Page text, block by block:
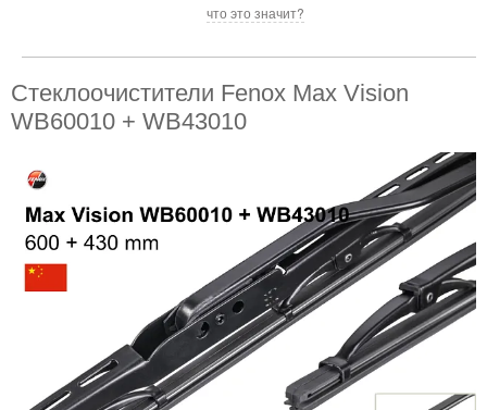
что это значит?
Стеклоочистители Fenox Max Vision
WB60010 + WB43010